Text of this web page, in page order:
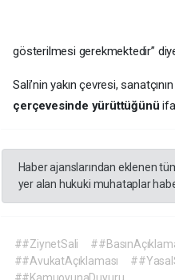
gösterilmesi gerekmektedir”
Sali’nin yakın çevresi,
çerçevesinde yürüttüğünü
Haber ajanslarından eklenen
yer alan hukuki muhataplar
##ZiynetSali
##AvukatAçıklaması
##KamuoyunaDuyuru